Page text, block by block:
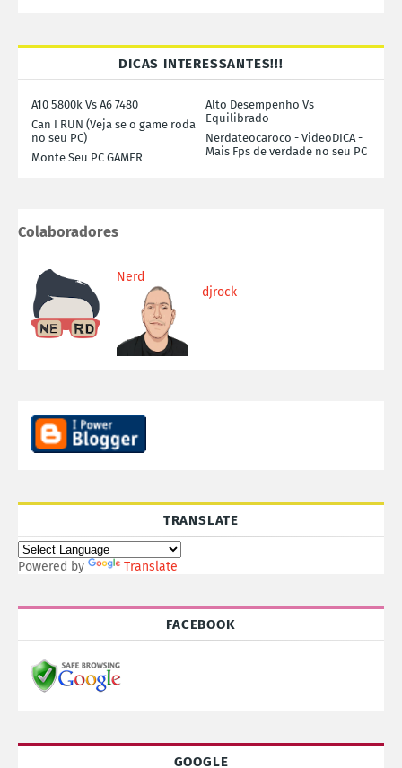
DICAS INTERESSANTES!!!
A10 5800k Vs A6 7480
Alto Desempenho Vs
Equilibrado
Can I RUN (Veja se o game roda
no seu PC)
Nerdateocaroco - VideoDICA -
Mais Fps de verdade no seu PC
Monte Seu PC GAMER
Colaboradores
Nerd
djrock
TRANSLATE
Powered by Translate
FACEBOOK
GOOGLE